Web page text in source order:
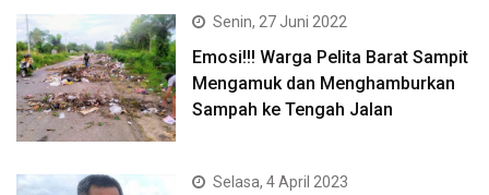
Senin, 27 Juni 2022
Emosi!!! Warga Pelita Barat Sampit
Mengamuk dan Menghamburkan
Sampah ke Tengah Jalan
Selasa, 4 April 2023